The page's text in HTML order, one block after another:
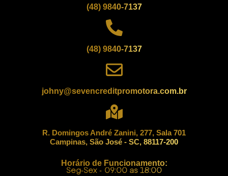
(48) 9840-7137
(48) 9840-7137
johny@sevencreditpromotora.com.br
R. Domingos André Zanini, 277, Sala 701
Campinas, São José - SC, 88117-200
Horário de Funcionamento:
Seg-Sex - 09:00 as 18:00